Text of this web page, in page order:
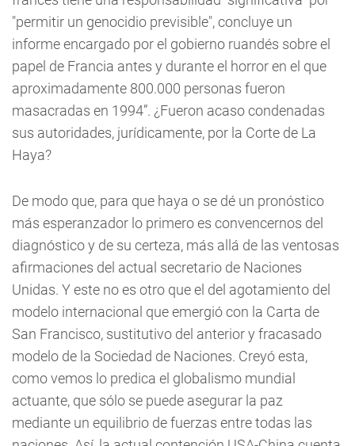
"permitir un genocidio previsible", concluye un
informe encargado por el gobierno ruandés sobre el
papel de Francia antes y durante el horror en el que
aproximadamente 800.000 personas fueron
masacradas en 1994”. ¿Fueron acaso condenadas
sus autoridades, jurídicamente, por la Corte de La
Haya?
De modo que, para que haya o se dé un pronóstico
más esperanzador lo primero es convencernos del
diagnóstico y de su certeza, más allá de las ventosas
afirmaciones del actual secretario de Naciones
Unidas. Y este no es otro que el del agotamiento del
modelo internacional que emergió con la Carta de
San Francisco, sustitutivo del anterior y fracasado
modelo de la Sociedad de Naciones. Creyó esta,
como vemos lo predica el globalismo mundial
actuante, que sólo se puede asegurar la paz
mediante un equilibrio de fuerzas entre todas las